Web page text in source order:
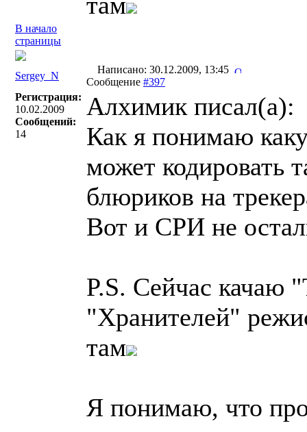
В начало
страницы
Sergey_N
Написано: 30.12.2009, 13:45
Сообщение #397
Регистрация:
10.02.2009
Сообщений:
14
Алхимик писал(a):
Как я понимаю
может кодировать
блюриков на
Вот и СРИ не
P.S. Сейчас качаю
"Хранителей"
там
Я понимаю, что